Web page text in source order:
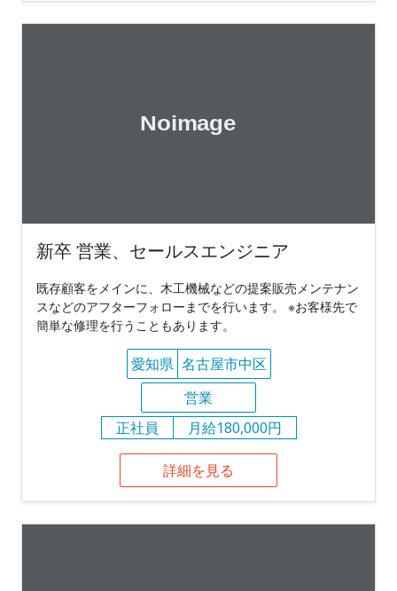
新卒 営業、セールスエンジニア
既存顧客をメインに、木工機械などの提案販売メンテナン
スなどのアフターフォローまでを行います。 ※お客様先で
簡単な修理を行うこともあります。
愛知県 名古屋市中区
営業
正社員
月給180,000円
詳細を見る